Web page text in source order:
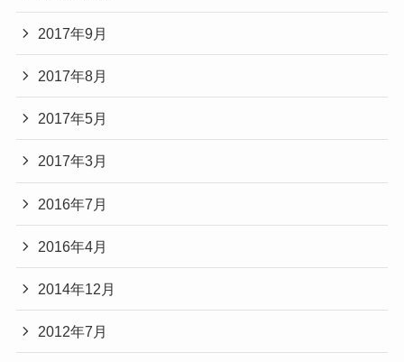
2017年9月
2017年8月
2017年5月
2017年3月
2016年7月
2016年4月
2014年12月
2012年7月